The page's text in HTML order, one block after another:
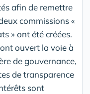
afin de remettre
commissions «
» ont été créées.
ouvert la voie à
de gouvernance,
de transparence
sont